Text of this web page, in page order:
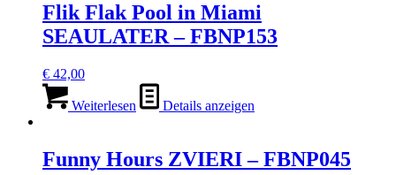
Flik Flak Pool in Miami
SEAULATER – FBNP153
€ 42,00
Weiterlesen Details anzeigen
Funny Hours ZVIERI – FBNP045